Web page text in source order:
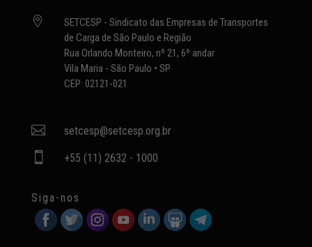

SETCESP - Sindicato das Empresas de Transportes
de Carga de São Paulo e Região
Rua Orlando Monteiro, nº 21, 6º andar
Vila Maria - São Paulo • SP
CEP: 02121-021
 setcesp@setcesp.org.br
 +55 (11) 2632 - 1000
Siga-nos